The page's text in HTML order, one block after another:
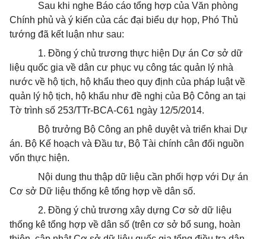
Sau khi nghe Báo cáo tổng hợp của Văn phòng
Chính phủ và ý kiến của các đại biểu dự họp, Phó Thủ
tướng đã kết luận như sau:
1. Đồng ý chủ trương thực hiện Dự án Cơ sở dữ
liệu quốc gia về dân cư phục vụ công tác quản lý nhà
nước về hộ tịch, hộ khẩu theo quy định của pháp luật về
quản lý hộ tịch, hộ khẩu như đề nghị của Bộ Công an tại
Tờ trình số 253/TTr-BCA-C61 ngày 12/5/2014.
Bộ trưởng Bộ Công an phê duyệt và triển khai Dự
án. Bộ Kế hoạch và Đầu tư, Bộ Tài chính cân đối nguồn
vốn thực hiện.
Nội dung thu thập dữ liệu cần phối hợp với Dự án
Cơ sở Dữ liệu thống kê tổng hợp về dân số.
2. Đồng ý chủ trương xây dựng Cơ sở dữ liệu
thống kê tổng hợp về dân số (trên cơ sở bổ sung, hoàn